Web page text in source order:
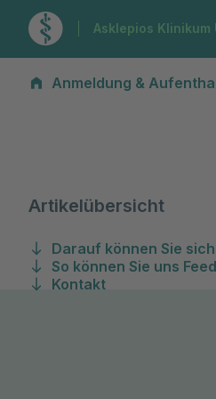
Zur Startseite
Asklepios Klinikum
Anmeldung &
Artikelübersicht
Darauf können Sie
So können Sie uns
Kontakt